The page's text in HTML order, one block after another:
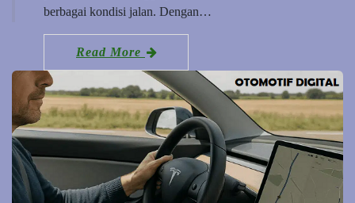
berbagai kondisi jalan. Dengan…
Read More